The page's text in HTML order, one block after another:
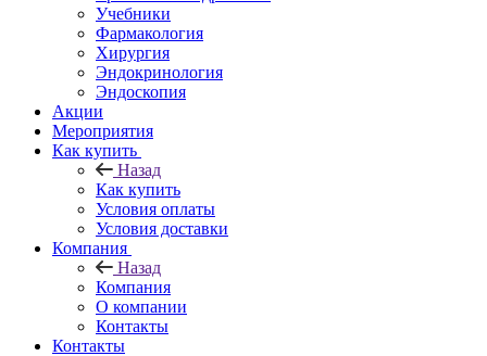
Учебники
Фармакология
Хирургия
Эндокринология
Эндоскопия
Акции
Мероприятия
Как купить
Назад
Как купить
Условия оплаты
Условия доставки
Компания
Назад
Компания
О компании
Контакты
Контакты